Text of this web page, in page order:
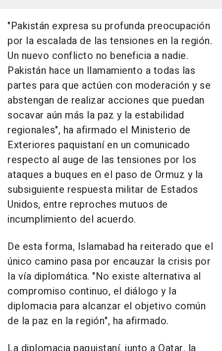
"Pakistán expresa su profunda preocupación
por la escalada de las tensiones en la región.
Un nuevo conflicto no beneficia a nadie.
Pakistán hace un llamamiento a todas las
partes para que actúen con moderación y se
abstengan de realizar acciones que puedan
socavar aún más la paz y la estabilidad
regionales", ha afirmado el Ministerio de
Exteriores paquistaní en un comunicado
respecto al auge de las tensiones por los
ataques a buques en el paso de Ormuz y la
subsiguiente respuesta militar de Estados
Unidos, entre reproches mutuos de
incumplimiento del acuerdo.
De esta forma, Islamabad ha reiterado que el
único camino pasa por encauzar la crisis por
la vía diplomática. "No existe alternativa al
compromiso continuo, el diálogo y la
diplomacia para alcanzar el objetivo común
de la paz en la región", ha afirmado.